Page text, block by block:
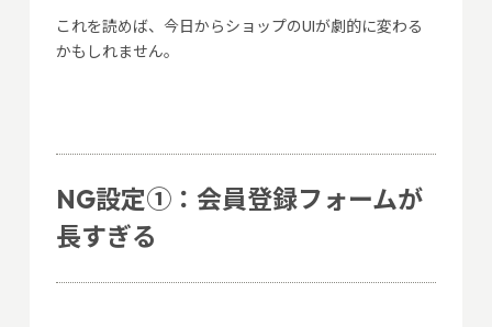
これを読めば、今日からショップのUIが劇的に変わる
かもしれません。
NG設定①：会員登録フォームが
長すぎる